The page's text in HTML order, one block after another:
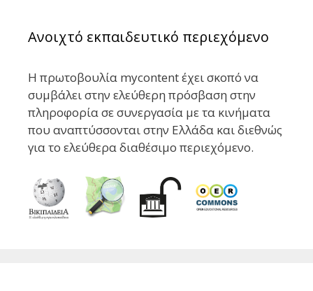
Ανοιχτό εκπαιδευτικό περιεχόμενο
Η πρωτοβουλία mycontent έχει σκοπό να
συμβάλει στην ελεύθερη πρόσβαση στην
πληροφορία σε συνεργασία με τα κινήματα
που αναπτύσσονται στην Ελλάδα και διεθνώς
για το ελεύθερα διαθέσιμο περιεχόμενο.